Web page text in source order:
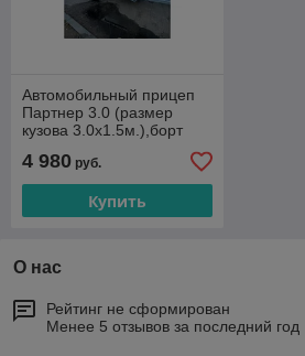
Автомобильный прицеп
Партнер 3.0 (размер
кузова 3.0х1.5м.),борт
4 980 руб.
Купить
О нас
Рейтинг не сформирован
Менее 5 отзывов за последний год